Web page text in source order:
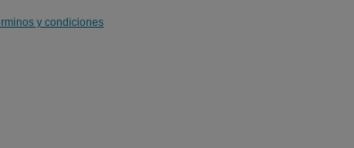
y condiciones